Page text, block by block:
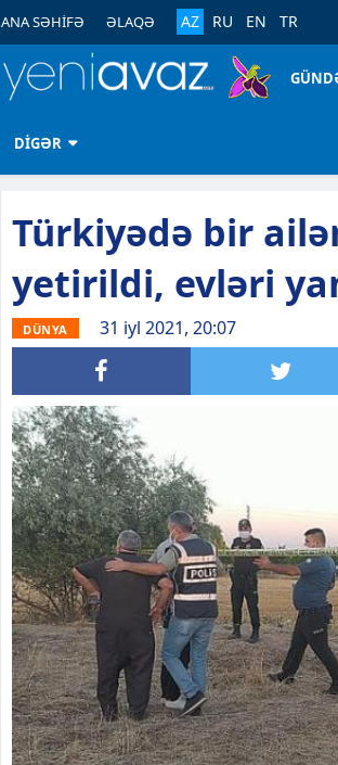
ANA SƏHİFƏ ƏLAQƏ AZ RU EN TR
DİGƏR
Türkiyədə bir
yetirildi, evləri
DÜNYA 31 iyl 2021, 20:07